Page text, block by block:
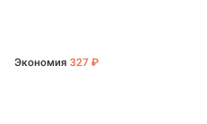
Экономия 327 ₽